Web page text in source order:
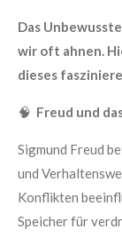
Das
wir oft ahnen.
dieses
🧠 Freud und
Sigmund Freud
und
Konflikten
Speicher für